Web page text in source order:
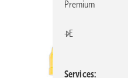
Premium
+E
Services